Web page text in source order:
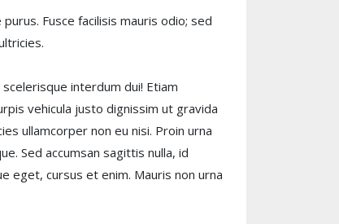
Fusce facilisis mauris odio; sed
interdum dui! Etiam
vehicula justo dignissim ut gravida
ullamcorper non eu nisi. Proin urna
Sed accumsan sagittis nulla, id
eget, cursus et enim. Mauris non urna